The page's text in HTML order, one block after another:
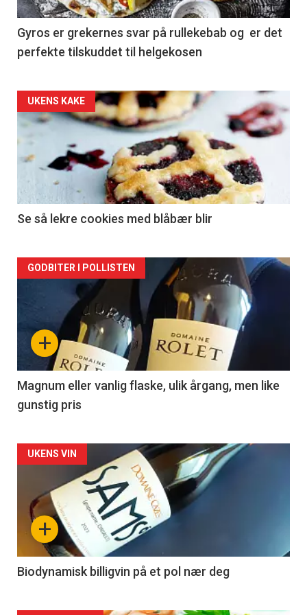
Gyros er grekernes svar på rullekebab og er det
perfekte tilskuddet til helgekosen
Forsiden
akkurat
nå
2
UKENS KAKE
Se så lekre cookies med blåbær blir
Forsiden
akkurat
nå
3
+
GODBITER I POLLISTEN
Magnum eller vanlig flaske, ulik årgang, men like
gunstig pris
Forsiden
akkurat
nå
4
+
UKENS VIN
Biodynamisk billigvin på et pol nær deg